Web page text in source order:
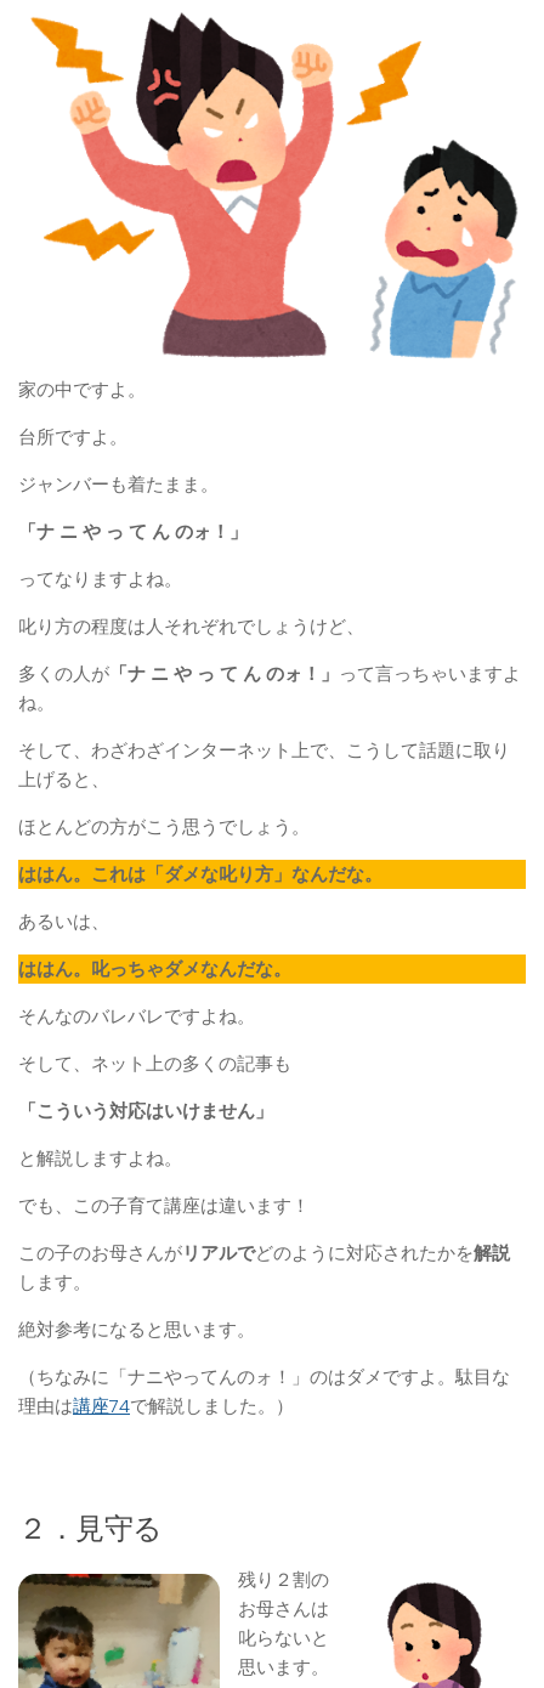
家の中ですよ。
台所ですよ。
ジャンバーも着たまま。
「ナ ニ や っ て ん のォ！」
ってなりますよね。
叱り方の程度は人それぞれでしょうけど、
多くの人が 「ナ ニ や っ て ん のォ！」 って言っちゃいますよ
ね。
そして、わざわざインターネット上で、こうして話題に取り
上げると、
ほとんどの方がこう思うでしょう。
ははん。これは「ダメな叱り方」なんだな。
あるいは、
ははん。叱っちゃダメなんだな。
そんなのバレバレですよね。
そして、ネット上の多くの記事も
「こういう対応はいけません」
と解説しますよね。
でも、この子育て講座は違います！
この子のお母さんがリアルでどのように対応されたかを解説
します。
絶対参考になると思います。
（ちなみに「ナニやってんのォ！」のはダメですよ。駄目な
理由は講座74で解説しました。）
２．見守る
残り２割の
お母さんは
叱らないと
思います。